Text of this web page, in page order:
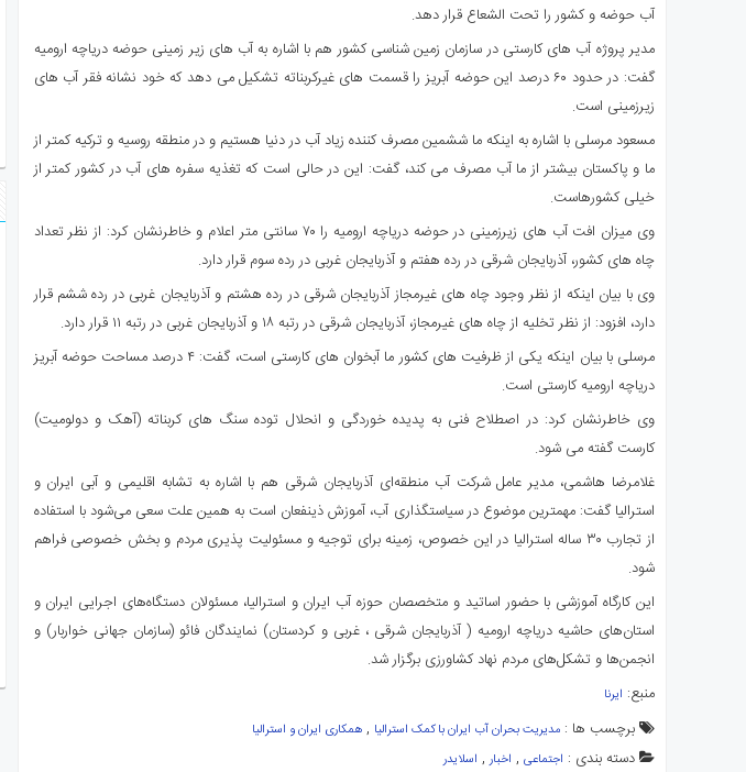
آب حوضه و کشور را تحت الشعاع قرار دهد.
مدیر پروژه آب های کارستی در سازمان زمین شناسی کشور هم با اشاره به آب های زیر زمینی حوضه دریاچه ارومیه
گفت: در حدود ۶۰ درصد این حوضه آبریز را قسمت های غیرکربناته تشکیل می دهد که خود نشانه فقر آب های
زیرزمینی است.
مسعود مرسلی با اشاره به اینکه ما ششمین مصرف کننده زیاد آب در دنیا هستیم و در منطقه روسیه و ترکیه کمتر از
ما و پاکستان بیشتر از ما آب مصرف می کند، گفت: این در حالی است که تغذیه سفره های آب در کشور کمتر از
خیلی کشورهاست.
وی میزان افت آب های زیرزمینی در حوضه دریاچه ارومیه را ۷۰ سانتی متر اعلام و خاطرنشان کرد: از نظر تعداد
چاه های کشور، آذربایجان شرقی در رده هفتم و آذربایجان غربی در رده سوم قرار دارد.
وی با بیان اینکه از نظر وجود چاه های غیرمجاز آذربایجان شرقی در رده هشتم و آذربایجان غربی در رده ششم قرار
دارد، افزود: از نظر تخلیه از چاه های غیرمجاز، آذربایجان شرقی در رتبه ۱۸ و آذربایجان غربی در رتبه ۱۱ قرار دارد.
مرسلی با بیان اینکه یکی از ظرفیت های کشور ما آبخوان های کارستی است، گفت: ۴ درصد مساحت حوضه آبریز
دریاچه ارومیه کارستی است.
وی خاطرنشان کرد: در اصطلاح فنی به پدیده خوردگی و انحلال توده سنگ های کربناته (آهک و دولومیت)
کارست گفته می شود.
غلامرضا هاشمی، مدیر عامل شرکت آب منطقه‌ای آذربایجان شرقی هم با اشاره به تشابه اقلیمی و آبی ایران و
استرالیا گفت: مهمترین موضوع در سیاستگذاری آب، آموزش ذینفعان است به همین علت سعی می‌شود با استفاده
از تجارب ۳۰ ساله استرالیا در این خصوص، زمینه برای توجیه و مسئولیت پذیری مردم و بخش خصوصی فراهم
شود.
این کارگاه آموزشی با حضور اساتید و متخصصان حوزه آب ایران و استرالیا، مسئولان دستگاه‌های اجرایی ایران و
استان‌های حاشیه دریاچه ارومیه ( آذربایجان شرقی ، غربی و کردستان) نمایندگان فائو (سازمان جهانی خواربار) و
انجمن‌ها و تشکل‌های مردم نهاد کشاورزی برگزار شد.
منبع: ایرنا
برچسب ها : مدیریت بحران آب ایران با کمک استرالیا , همکاری ایران و استرالیا
دسته بندی : اجتماعی , اخبار, اسلایدر